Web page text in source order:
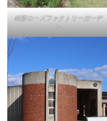
雄勝ローズファクトリーガーデ
ン